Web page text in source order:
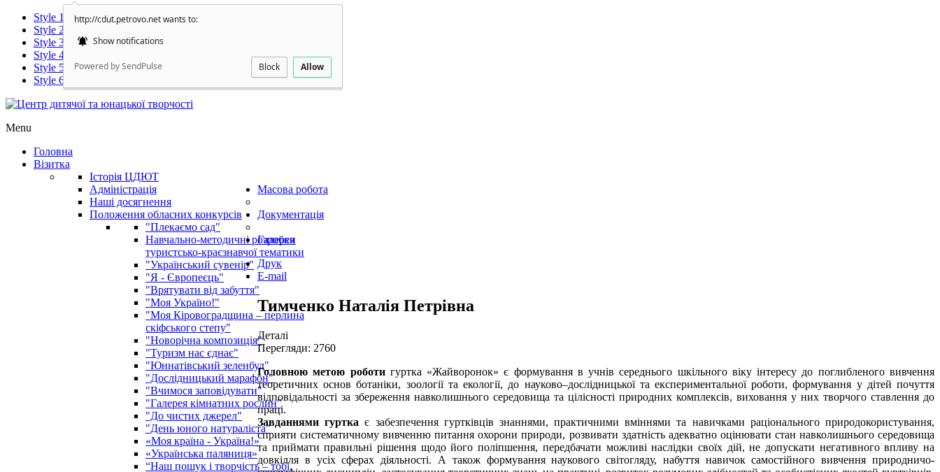
http://cdut.petrovo.net wants to:
Show notifications
Powered by SendPulse Block Allow
Style 1
Style 2
Style 3
Style 4
Style 5
Style 6
Menu
Головна
Візитка
Історія ЦДЮТ
Адміністрація
Наші досягнення
Масова робота
Положення обласних конкурсів
"Плекаємо сад"
Навчально-методичні розробки
туристсько-краєзнавчої тематики
"Український сувенір"
"Я - Європеєць"
"Врятувати від забуття"
"Моя Україно!"
"Моя Кіровоградщина – перлина
скіфського степу"
"Новорічна композиція"
"Туризм нас єднає"
"Юннатівський зеленбуд"
"Дослідницький марафон"
"Вчимося заповідувати"
"Галерея кімнатних рослин"
"До чистих джерел"
"День юного натураліста"
«Моя країна - Україна!»
«Українська паляниця»
“Наш пошук і творчість – тобі,
Документація
Галерея
Друк
E-mail
Тимченко Наталія Петрівна
Деталі
Перегляди: 2760
Головною метою роботи гуртка «Жайворонок» є формування в учнів середнього шкільного віку інтересу до поглибленого вивчення
теоретичних основ ботаніки, зоології та екології, до науково–дослідницької та експериментальної роботи, формування у дітей почуття
відповідальності за збереження навколишнього середовища та цілісності природних комплексів, виховання у них творчого ставлення до
праці.
Завданнями гуртка є забезпечення гуртківців знаннями, практичними вміннями та навичками раціонального природокористування,
сприяти систематичному вивченню питання охорони природи, розвивати здатність адекватно оцінювати стан навколишнього середовища
та приймати правильні рішення щодо його поліпшення, передбачати можливі наслідки своїх дій, не допускати негативного впливу на
довкілля в усіх сферах діяльності. А також формування наукового світогляду, набуття навичок самостійного вивчення природничо-